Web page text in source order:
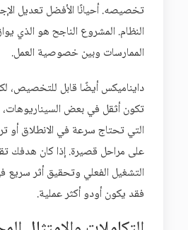
تخصيصه. أحيانًا الأفضل تعديل
النظام. المشروع الناجح هو الذي
الممارسات وبين خصوصية العمل.
دايناميكس أيضًا قابل للتخصيص،
تكون أثقل في بعض
التي تحتاج سرعة في الانطلاق أو
على مراحل قصيرة. إذا كان هدفك
التشغيل الفعلي وتحقيق أثر سريع
فقد يكون أودو أكثر عملية.